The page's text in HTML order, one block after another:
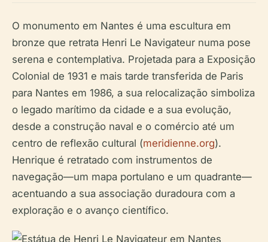
O monumento em Nantes é uma escultura em
bronze que retrata Henri Le Navigateur numa pose
serena e contemplativa. Projetada para a Exposição
Colonial de 1931 e mais tarde transferida de Paris
para Nantes em 1986, a sua relocalização simboliza
o legado marítimo da cidade e a sua evolução,
desde a construção naval e o comércio até um
centro de reflexão cultural (meridienne.org).
Henrique é retratado com instrumentos de
navegação—um mapa portulano e um quadrante—
acentuando a sua associação duradoura com a
exploração e o avanço científico.